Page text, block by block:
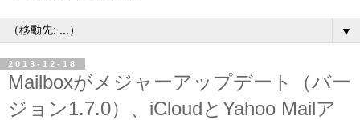
▼
2013-12-18
Mailboxがメジャーアップデート（バー
ジョン1.7.0）、iCloudとYahoo Mailア